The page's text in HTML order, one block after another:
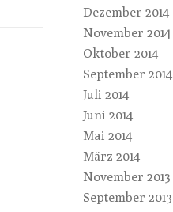
Dezember 2014
November 2014
Oktober 2014
September 2014
Juli 2014
Juni 2014
Mai 2014
März 2014
November 2013
September 2013